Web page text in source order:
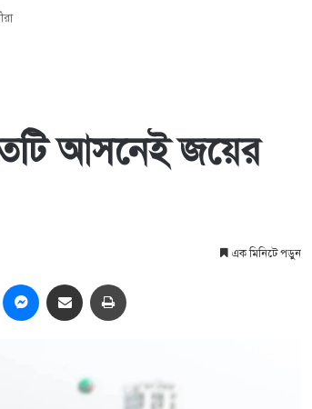
আসনেই জয়ের
এক মিনিটে পড়ুন
Skype MessengerShare via Email